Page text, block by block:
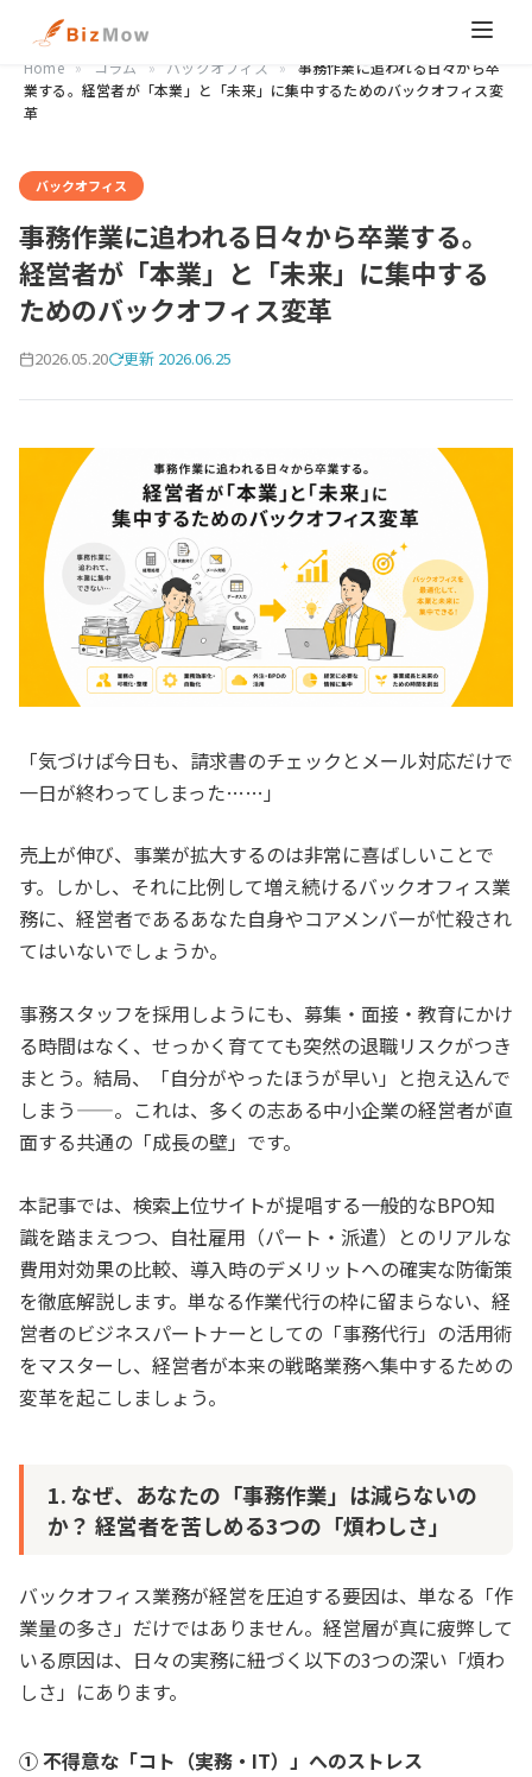
Home » コラム » バックオフィス »
事務作業に追われる日々から卒
業する。経営者が「本業」と「未来」に集中するためのバックオフィス変
革
バックオフィス
事務作業に追われる日々から卒業する。
経営者が「本業」と「未来」に集中する
ためのバックオフィス変革
2026.05.20 更新 2026.06.25
「気づけば今日も、請求書のチェックとメール対応だけで
一日が終わってしまった……」
売上が伸び、事業が拡大するのは非常に喜ばしいことで
す。しかし、それに比例して増え続けるバックオフィス業
務に、経営者であるあなた自身やコアメンバーが忙殺され
てはいないでしょうか。
事務スタッフを採用しようにも、募集・面接・教育にかけ
る時間はなく、せっかく育てても突然の退職リスクがつき
まとう。結局、「自分がやったほうが早い」と抱え込んで
しまう——。これは、多くの志ある中小企業の経営者が直
面する共通の「成長の壁」です。
本記事では、検索上位サイトが提唱する一般的なBPO知
識を踏まえつつ、自社雇用（パート・派遣）とのリアルな
費用対効果の比較、導入時のデメリットへの確実な防衛策
を徹底解説します。単なる作業代行の枠に留まらない、経
営者のビジネスパートナーとしての「事務代行」の活用術
をマスターし、経営者が本来の戦略業務へ集中するための
変革を起こしましょう。
1. なぜ、あなたの「事務作業」は減らないの
か？ 経営者を苦しめる3つの「煩わしさ」
バックオフィス業務が経営を圧迫する要因は、単なる「作
業量の多さ」だけではありません。経営層が真に疲弊して
いる原因は、日々の実務に紐づく以下の3つの深い「煩わ
しさ」にあります。
① 不得意な「コト（実務・IT）」へのストレス